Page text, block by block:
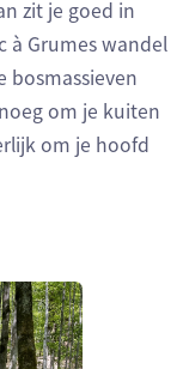
zit je goed in
à Grumes wandel
bosmassieven
om je kuiten
om je hoofd